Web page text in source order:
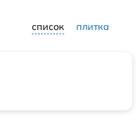
список плитка